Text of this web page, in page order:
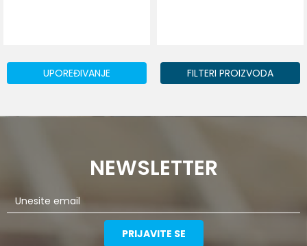
UPOREĐIVANJE FILTERI PROIZVODA
NEWSLETTER
PRIJAVITE SE